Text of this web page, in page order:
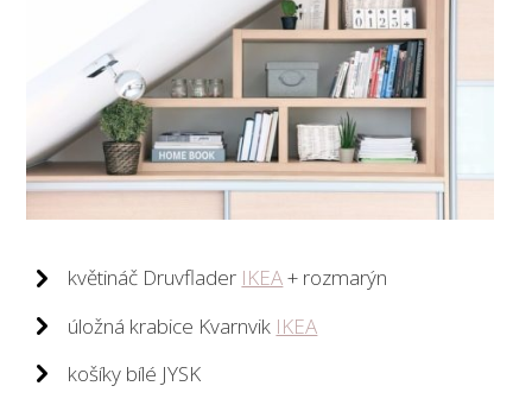
květináč Druvflader IKEA+ rozmarýn
úložná krabice Kvarnvik IKEA
košíky bílé JYSK